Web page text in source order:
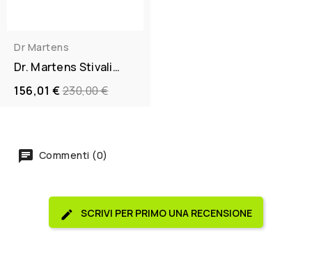
Dr Martens
Dr. Martens Stivali
156,01 €Prezzo
230,00 €
Commenti (0)
SCRIVI PER PRIMO UNA RECENSIONE